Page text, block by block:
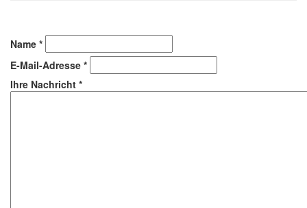
Name *
E-Mail-Adresse *
Ihre Nachricht *